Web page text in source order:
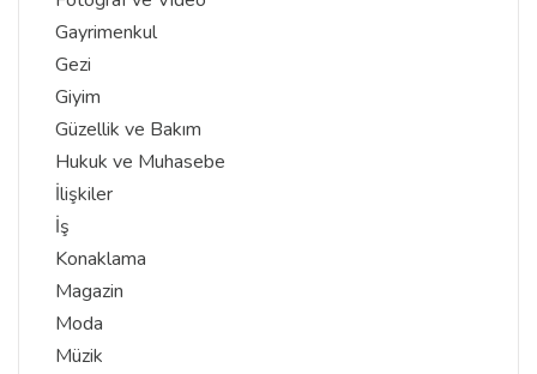
Gayrimenkul
Gezi
Giyim
Güzellik ve Bakım
Hukuk ve Muhasebe
İlişkiler
İş
Konaklama
Magazin
Moda
Müzik